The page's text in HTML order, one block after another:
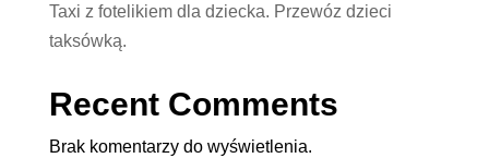
Taxi z fotelikiem dla dziecka. Przewóz dzieci
taksówką.
Recent Comments
Brak komentarzy do wyświetlenia.